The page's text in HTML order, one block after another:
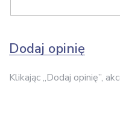
Dodaj opinię
Klikając „Dodaj opinię”,